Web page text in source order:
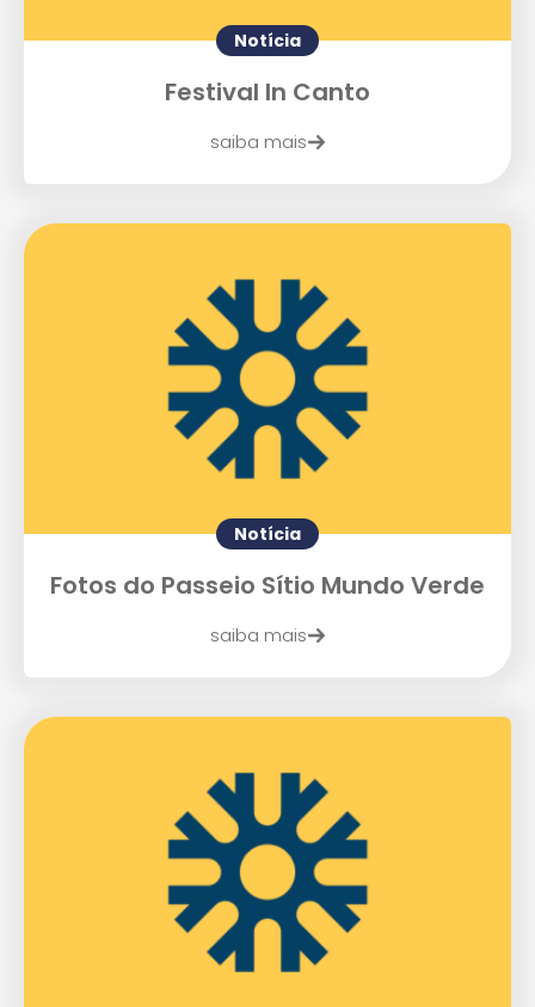
Notícia
Festival In Canto
saiba mais
Notícia
Fotos do Passeio Sítio Mundo Verde
saiba mais